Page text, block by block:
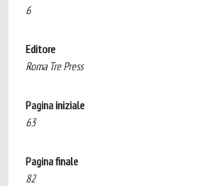
6
Editore
Roma Tre Press
Pagina iniziale
63
Pagina finale
82